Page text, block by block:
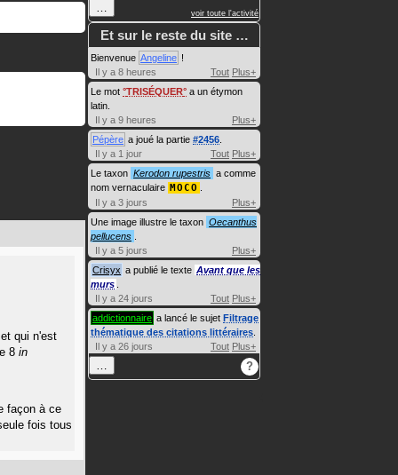
qui n'est
8 in
façon à ce
fois tous
… voir toute l'activité
Et sur le reste du site …
Bienvenue Angeline !
Il y a 8 heures
Tout Plus+
Le mot TRISÉQUER a un étymon
latin.
Il y a 9 heures
Plus+
Pépère a joué la partie #2456
Il y a 1 jour
Tout Plus+
Le taxon Kerodon rupestris a comme
nom vernaculaire MOCO
Il y a 3 jours
Plus+
Une image illustre le taxon Oecanthus
pellucens
Il y a 5 jours
Plus+
Crisyx a publié le texte Avant que les
murs
Il y a 24 jours
Tout Plus+
addictionnaire a lancé le sujet Filtrage
thématique des citations littéraires
Il y a 26 jours
Tout Plus+
… ?